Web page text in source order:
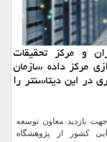
و مركز تحقیقات
مركز داده سازمان
در این دیتاسنتر را
بازدید معاون توسعه
كشور از پژوهشگاه